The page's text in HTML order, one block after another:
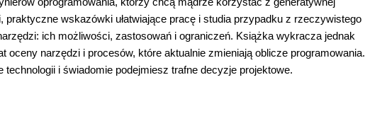
wskazówki ułatwiające pracę i studia przypadku z rzeczywistego
ich możliwości, zastosowań i ograniczeń. Książka wykracza jednak
oceny narzędzi i procesów, które aktualnie zmieniają oblicze programowania.
i świadomie podejmiesz trafne decyzje projektowe.